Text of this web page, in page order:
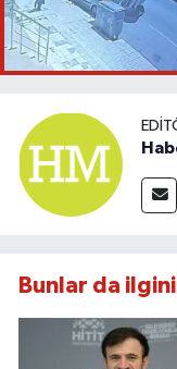
Bunlar da